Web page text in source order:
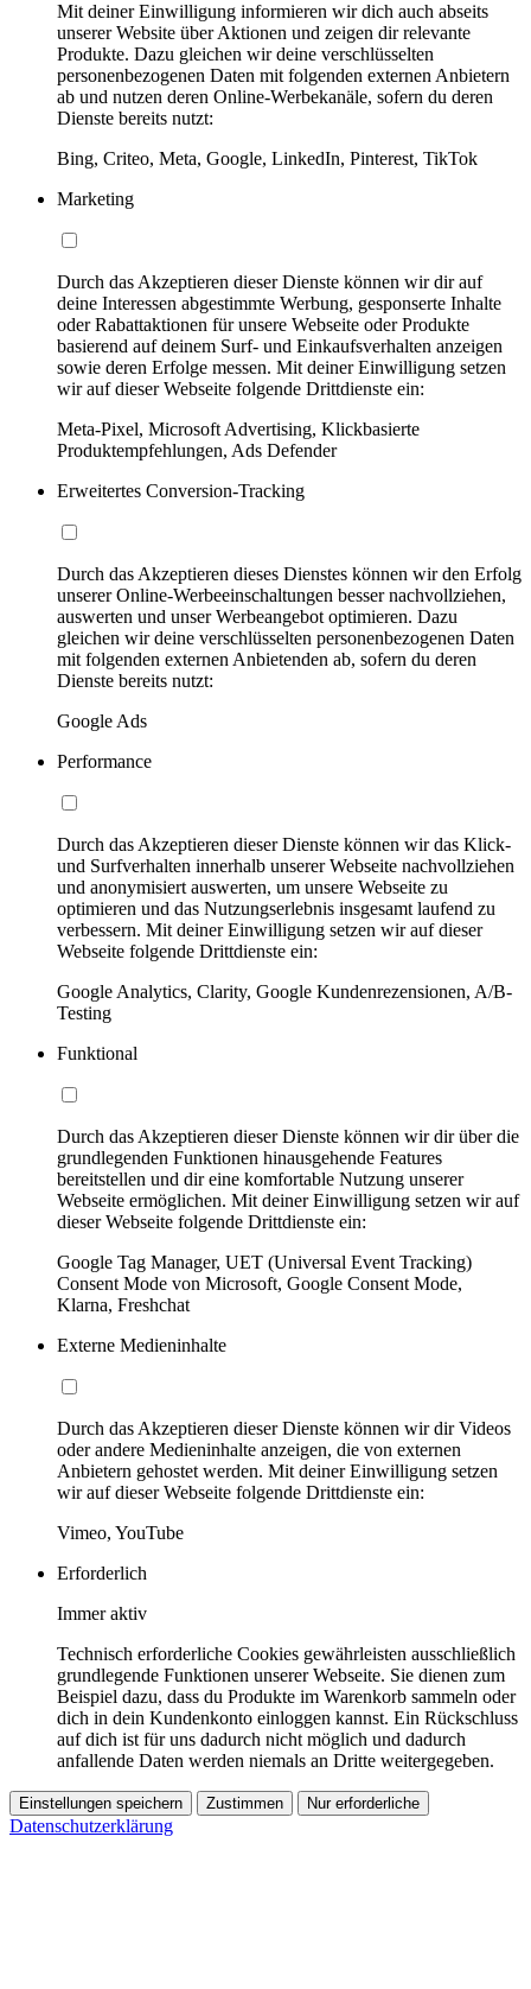
Mit deiner Einwilligung informieren wir dich auch abseits
unserer Website über Aktionen und zeigen dir relevante
Produkte. Dazu gleichen wir deine verschlüsselten
personenbezogenen Daten mit folgenden externen Anbietern
ab und nutzen deren Online-Werbekanäle, sofern du deren
Dienste bereits nutzt:
Bing, Criteo, Meta, Google, LinkedIn, Pinterest, TikTok
Marketing
Durch das Akzeptieren dieser Dienste können wir dir auf
deine Interessen abgestimmte Werbung, gesponserte Inhalte
oder Rabattaktionen für unsere Webseite oder Produkte
basierend auf deinem Surf- und Einkaufsverhalten anzeigen
sowie deren Erfolge messen. Mit deiner Einwilligung setzen
wir auf dieser Webseite folgende Drittdienste ein:
Meta-Pixel, Microsoft Advertising, Klickbasierte
Produktempfehlungen, Ads Defender
Erweitertes Conversion-Tracking
Durch das Akzeptieren dieses Dienstes können wir den Erfolg
unserer Online-Werbeeinschaltungen besser nachvollziehen,
auswerten und unser Werbeangebot optimieren. Dazu
gleichen wir deine verschlüsselten personenbezogenen Daten
mit folgenden externen Anbietenden ab, sofern du deren
Dienste bereits nutzt:
Google Ads
Performance
Durch das Akzeptieren dieser Dienste können wir das Klick-
und Surfverhalten innerhalb unserer Webseite nachvollziehen
und anonymisiert auswerten, um unsere Webseite zu
optimieren und das Nutzungserlebnis insgesamt laufend zu
verbessern. Mit deiner Einwilligung setzen wir auf dieser
Webseite folgende Drittdienste ein:
Google Analytics, Clarity, Google Kundenrezensionen, A/B-
Testing
Funktional
Durch das Akzeptieren dieser Dienste können wir dir über die
grundlegenden Funktionen hinausgehende Features
bereitstellen und dir eine komfortable Nutzung unserer
Webseite ermöglichen. Mit deiner Einwilligung setzen wir auf
dieser Webseite folgende Drittdienste ein:
Google Tag Manager, UET (Universal Event Tracking)
Consent Mode von Microsoft, Google Consent Mode,
Klarna, Freshchat
Externe Medieninhalte
Durch das Akzeptieren dieser Dienste können wir dir Videos
oder andere Medieninhalte anzeigen, die von externen
Anbietern gehostet werden. Mit deiner Einwilligung setzen
wir auf dieser Webseite folgende Drittdienste ein:
Vimeo, YouTube
Erforderlich
Immer aktiv
Technisch erforderliche Cookies gewährleisten ausschließlich
grundlegende Funktionen unserer Webseite. Sie dienen zum
Beispiel dazu, dass du Produkte im Warenkorb sammeln oder
dich in dein Kundenkonto einloggen kannst. Ein Rückschluss
auf dich ist für uns dadurch nicht möglich und dadurch
anfallende Daten werden niemals an Dritte weitergegeben.
Einstellungen speichern Zustimmen Nur erforderliche
Datenschutzerklärung